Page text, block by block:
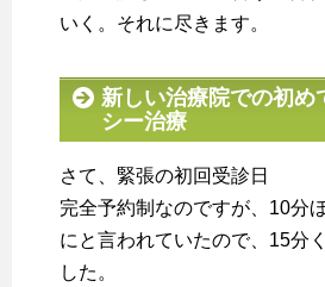
いく。それに尽きます。
新しい治療院での初め
シー治療
さて、緊張の初回受診日
完全予約制なのですが、10分
にと言われていたので、15分
した。